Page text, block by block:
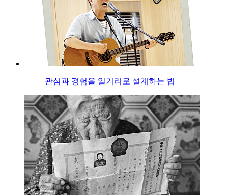
관심과 경험을 일거리로 설계하는 법